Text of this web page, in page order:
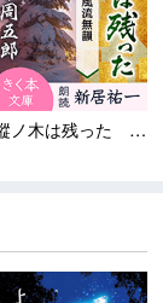
樅ノ木は残った 第三部...